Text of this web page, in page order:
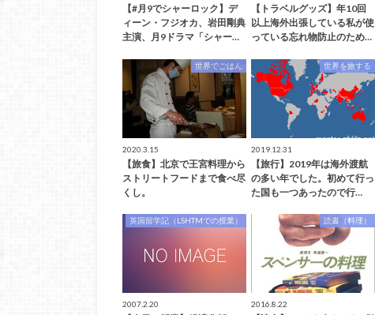
【#月9でシャーロック】デ
ィーン・フジオカ、岩田剛典
主演、月9ドラマ「シャー…
【トラベルグッズ】年10回
以上海外出張している私が使
っている忘れ物防止のため…
世界でごはん
2020.3.15
【旅食】北京で王宮料理から
ストリートフードまで食べ尽
くし。
世界を旅する
2019.12.31
【旅行】2019年は海外渡航
の多い年でした。初めて行っ
た国も一つあったので行…
英国留学記（LSHTMでの授業）
2007.2.20
読書（料理）
2016.8.22